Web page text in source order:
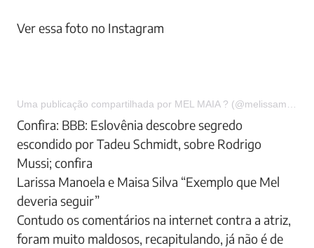
Ver essa foto no Instagram
Confira: BBB: Eslovênia descobre segredo
escondido por Tadeu Schmidt, sobre Rodrigo
Mussi; confira
Larissa Manoela e Maisa Silva “Exemplo que Mel
deveria seguir”
Contudo os comentários na internet contra a atriz,
foram muito maldosos, recapitulando, já não é de